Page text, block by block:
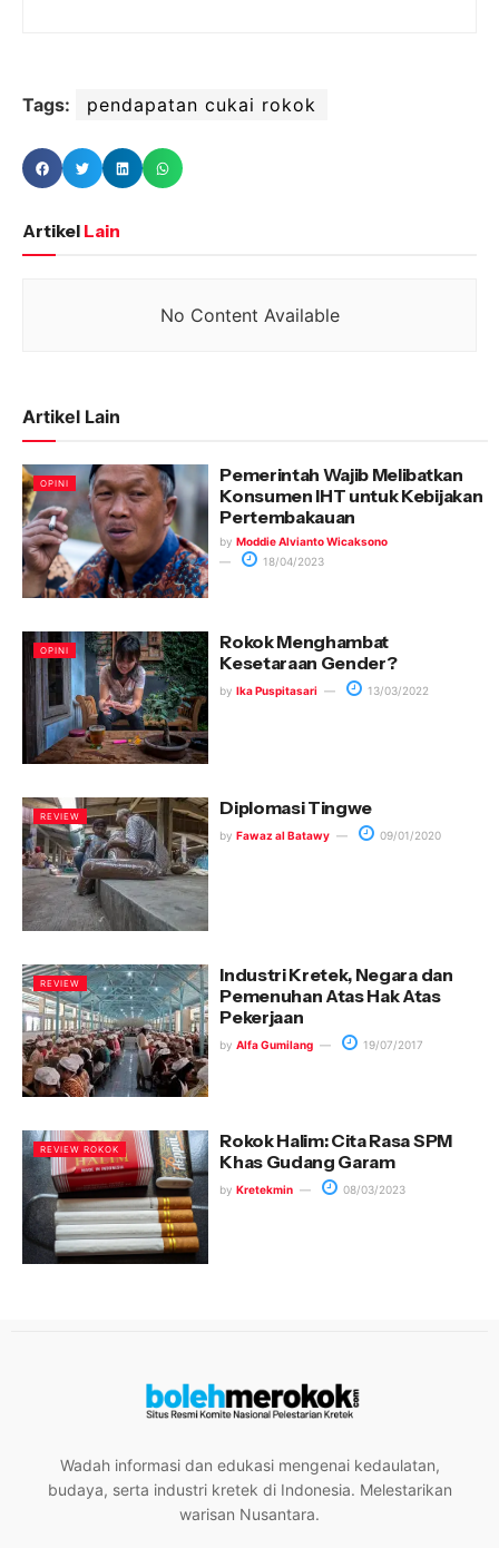
Tags: pendapatan cukai rokok
Artikel Lain
No Content Available
Artikel Lain
OPINI
Pemerintah Wajib Melibatkan
Konsumen IHT untuk Kebijakan
Pertembakauan
by Moddie Alvianto Wicaksono
18/04/2023
OPINI
Rokok Menghambat
Kesetaraan Gender?
by Ika Puspitasari 13/03/2022
REVIEW Diplomasi Tingwe
by Fawaz al Batawy 09/01/2020
REVIEW
Industri Kretek, Negara dan
Pemenuhan Atas Hak Atas
Pekerjaan
by Alfa Gumilang 19/07/2017
REVIEW ROKOK
Rokok Halim: Cita Rasa SPM
Khas Gudang Garam
by Kretekmin 08/03/2023
Wadah informasi dan edukasi mengenai kedaulatan,
budaya, serta industri kretek di Indonesia. Melestarikan
warisan Nusantara.